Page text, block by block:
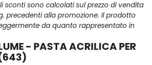
sconti sono calcolati sul prezzo di vendita
precedenti alla promozione. Il prodotto
da quanto rappresentato in
- PASTA ACRILICA PER
(643)